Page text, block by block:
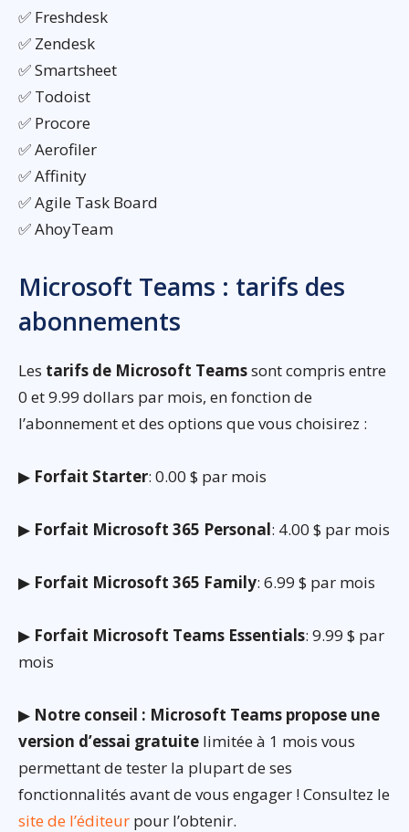
✅ Freshdesk
✅ Zendesk
✅ Smartsheet
✅ Todoist
✅ Procore
✅ Aerofiler
✅ Affinity
✅ Agile Task Board
✅ AhoyTeam
Microsoft Teams : tarifs des
abonnements
Les tarifs de Microsoft Teamssont compris entre
0 et 9.99 dollars par mois, en fonction de
l’abonnement et des options que vous choisirez :
▶ Forfait Starter: 0.00 $ par mois
▶ Forfait Microsoft 365 Personal: 4.00 $ par mois
▶ Forfait Microsoft 365 Family: 6.99 $ par mois
▶ Forfait Microsoft Teams Essentials: 9.99 $ par
mois
▶ Notre conseil : Microsoft Teams propose une
version d’essai gratuite limitée à 1 mois vous
permettant de tester la plupart de ses
fonctionnalités avant de vous engager ! Consultez le
site de l’éditeur pour l’obtenir.